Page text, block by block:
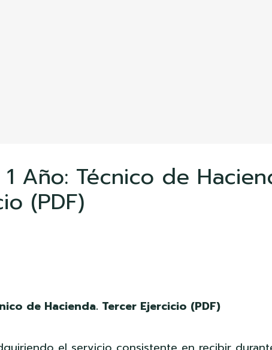
Año: Técnico de
(PDF)
de Hacienda. Tercer Ejercicio (PDF)